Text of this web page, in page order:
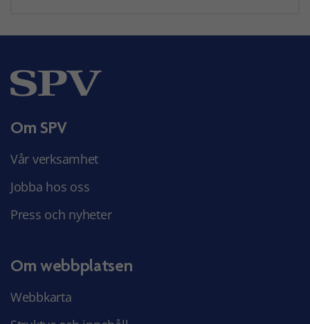
Om SPV
Vår verksamhet
Jobba hos oss
Press och nyheter
Om webbplatsen
Webbkarta